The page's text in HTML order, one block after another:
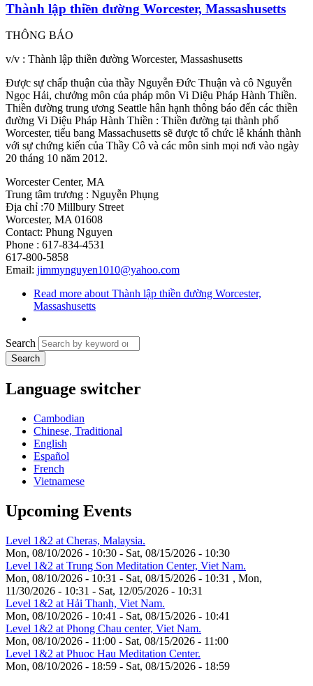
Thành lập thiền đường Worcester, Massashusetts
THÔNG BÁO
v/v : Thành lập thiền đường Worcester, Massashusetts
Được sự chấp thuận của thầy Nguyễn Đức Thuận và cô Nguyễn
Ngọc Hải, chưởng môn của pháp môn Vi Diệu Pháp Hành Thiền.
Thiền đường trung ương Seattle hân hạnh thông báo đến các thiền
đường Vi Diệu Pháp Hành Thiền : Thiền đường tại thành phố
Worcester, tiểu bang Massachusetts sẽ được tổ chức lễ khánh thành
với sự chứng kiến của Thầy Cô và các môn sinh mọi nơi vào ngày
20 tháng 10 năm 2012.
Worcester Center, MA
Trung tâm trương : Nguyễn Phụng
Địa chỉ :70 Millbury Street
Worcester, MA 01608
Contact: Phung Nguyen
Phone : 617-834-4531
617-800-5858
Email: jimmynguyen1010@yahoo.com
Read more about Thành lập thiền đường Worcester,
Massashusetts
Search
Language switcher
Cambodian
Chinese, Traditional
English
Español
French
Vietnamese
Upcoming Events
Level 1&2 at Cheras, Malaysia.
Mon, 08/10/2026 - 10:30 - Sat, 08/15/2026 - 10:30
Level 1&2 at Trung Son Meditation Center, Viet Nam.
Mon, 08/10/2026 - 10:31 - Sat, 08/15/2026 - 10:31 , Mon,
11/30/2026 - 10:31 - Sat, 12/05/2026 - 10:31
Level 1&2 at Hải Thanh, Viet Nam.
Mon, 08/10/2026 - 10:41 - Sat, 08/15/2026 - 10:41
Level 1&2 at Phong Chau center, Viet Nam.
Mon, 08/10/2026 - 11:00 - Sat, 08/15/2026 - 11:00
Level 1&2 at Phuoc Hau Meditation Center.
Mon, 08/10/2026 - 18:59 - Sat, 08/15/2026 - 18:59